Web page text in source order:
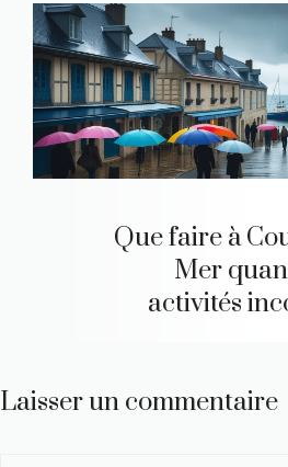
Que faire à
Mer
activités
Laisser un commentaire